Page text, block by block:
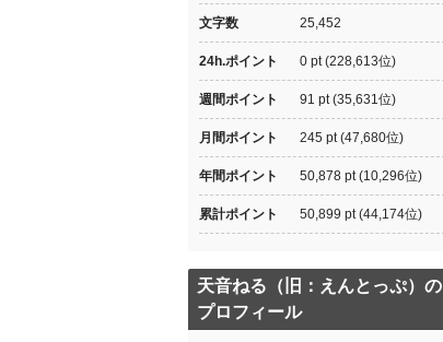
文字数 25,452
24h.ポイント 0 pt (228,613位)
週間ポイント 91 pt (35,631位)
月間ポイント 245 pt (47,680位)
年間ポイント 50,878 pt (10,296位)
累計ポイント 50,899 pt (44,174位)
天音ねる（旧：えんとっぷ）の
プロフィール